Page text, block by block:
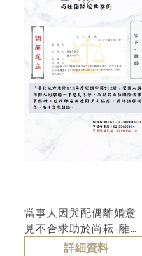
當事人因與配偶離婚意
見不合求助於尚耘-離婚
調解成立詳細資料